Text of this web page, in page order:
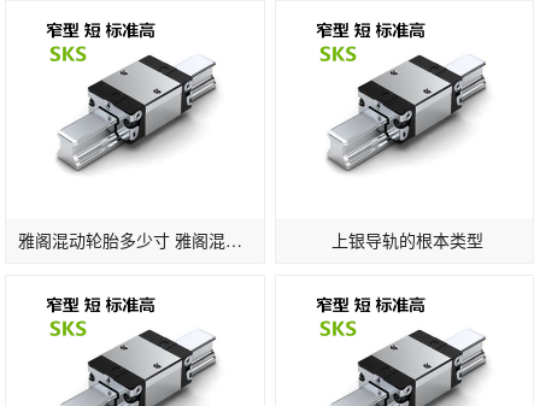
雅阁混动轮胎多少寸 雅阁混动版轮胎标准 上银导轨的根本类型